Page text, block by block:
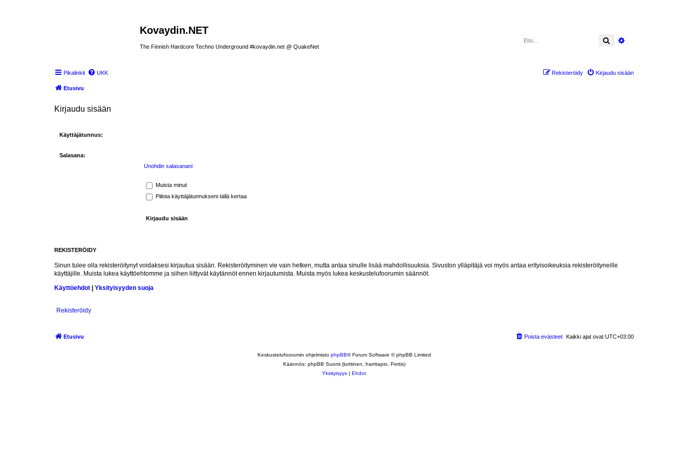
Kovaydin.NET
The Finnish Hardcore Techno Underground #kovaydin.net @ QuakeNet
Etsi
Pikalinkit UKK Kirjaudu sisään
Rekisteröidy
Etusivu
Kirjaudu sisään
Käyttäjätunnus:
Salasana:
Unohdin salasanani
Muista minut
Piilota käyttäjätunnukseni tällä kertaa
REKISTERÖIDY
Sinun tulee olla rekisteröitynyt voidaksesi kirjautua sisään. Rekisteröityminen vie vain hetken, mutta antaa sinulle lisää mahdollisuuksia. Sivuston ylläpitäjä voi myös antaa erityisoikeuksia rekisteröityneille
käyttäjille. Muista lukea käyttöehtomme ja siihen liittyvät käytännöt ennen kirjautumista. Muista myös lukea keskustelufoorumin säännöt.
Käyttöehdot | Yksityisyyden suoja
Rekisteröidy
Etusivu Kaikki ajat ovat UTC+03:00
Poista evästeet
Keskustelufoorumin ohjelmisto phpBB® Forum Software © phpBB Limited
Käännös: phpBB Suomi (lurttinen, harritapio, Pettis)
Yksityisyys | Ehdot